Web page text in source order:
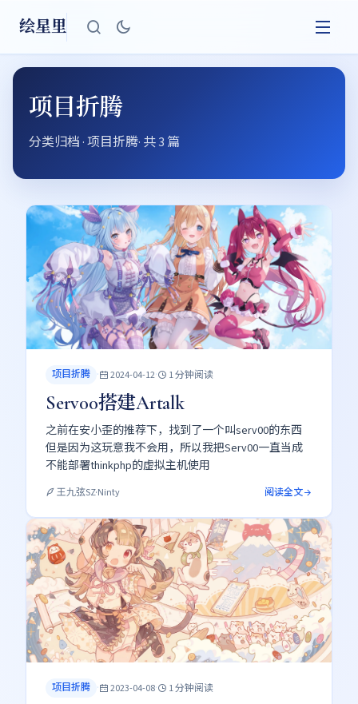
绘星里
项目折腾
分类归档 · 项目折腾· 共 3 篇
项目折腾 · 2024-04-12· 1 分钟阅读
Serv00搭建Artalk
之前在安小歪的推荐下，找到了一个叫serv00的东西
但是因为这玩意我不会用，所以我把Serv00一直当成
不能部署thinkphp的虚拟主机使用
王九弦SZ·Ninty 阅读全文
项目折腾 · 2023-04-08· 1 分钟阅读